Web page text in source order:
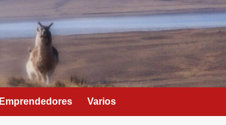
Emprendedores Varios